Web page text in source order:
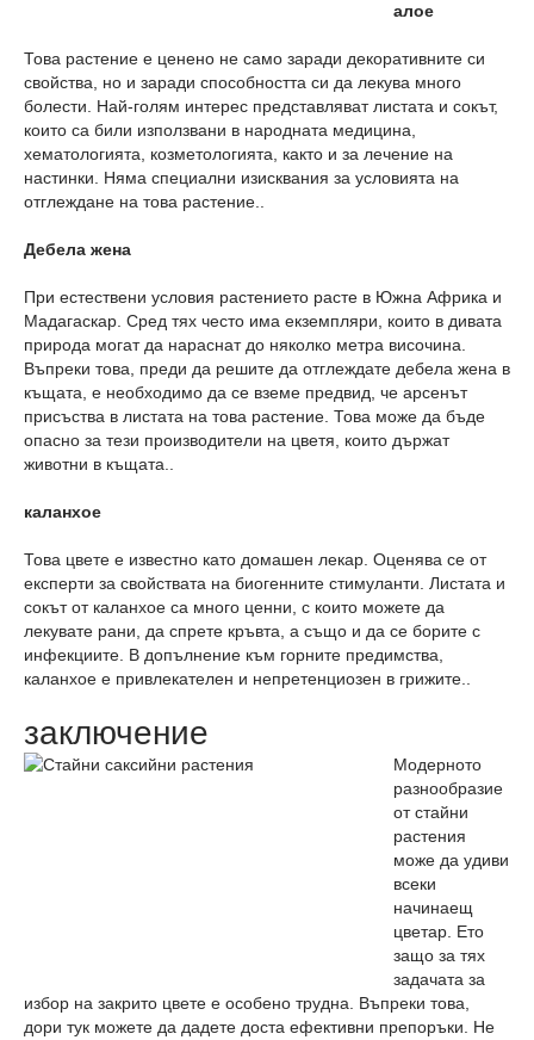
алое
Това растение е ценено не само заради декоративните си
свойства, но и заради способността си да лекува много
болести. Най-голям интерес представляват листата и сокът,
които са били използвани в народната медицина,
хематологията, козметологията, както и за лечение на
настинки. Няма специални изисквания за условията на
отглеждане на това растение..
Дебела жена
При естествени условия растението расте в Южна Африка и
Мадагаскар. Сред тях често има екземпляри, които в дивата
природа могат да нараснат до няколко метра височина.
Въпреки това, преди да решите да отглеждате дебела жена в
къщата, е необходимо да се вземе предвид, че арсенът
присъства в листата на това растение. Това може да бъде
опасно за тези производители на цветя, които държат
животни в къщата..
каланхое
Това цвете е известно като домашен лекар. Оценява се от
експерти за свойствата на биогенните стимуланти. Листата и
сокът от каланхое са много ценни, с които можете да
лекувате рани, да спрете кръвта, а също и да се борите с
инфекциите. В допълнение към горните предимства,
каланхое е привлекателен и непретенциозен в грижите..
заключение
Модерното
разнообразие
от стайни
растения
може да удиви
всеки
начинаещ
цветар. Ето
защо за тях
задачата за
избор на закрито цвете е особено трудна. Въпреки това,
дори тук можете да дадете доста ефективни препоръки. Не